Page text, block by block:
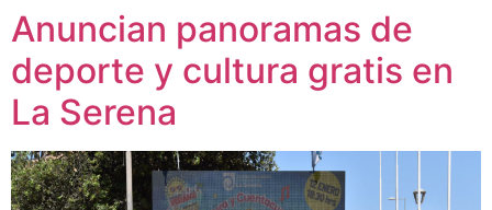
Anuncian panoramas de
deporte y cultura gratis en
La Serena